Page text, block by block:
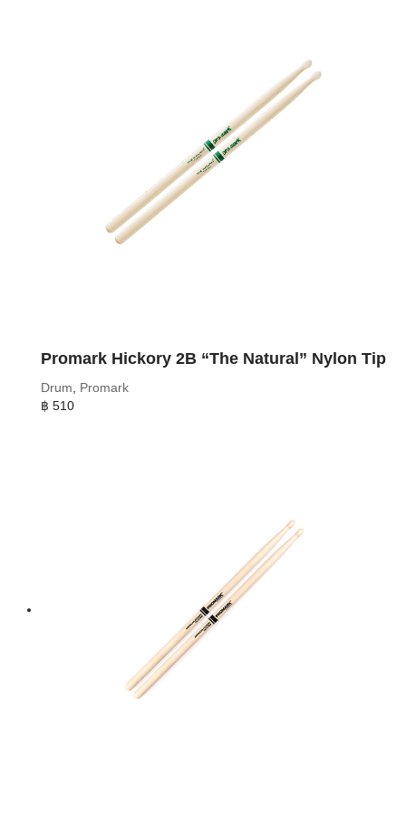
Promark Hickory 2B “The Natural” Nylon Tip
Drum, Promark
฿ 510